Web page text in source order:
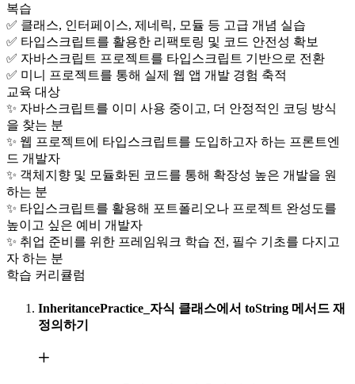
복습
✅ 클래스, 인터페이스, 제네릭, 모듈 등 고급 개념 실습
✅ 타입스크립트를 활용한 리팩토링 및 코드 안전성 확보
✅ 자바스크립트 프로젝트를 타입스크립트 기반으로 전환
✅ 미니 프로젝트를 통해 실제 웹 앱 개발 경험 축적
교육 대상
✨ 자바스크립트를 이미 사용 중이고, 더 안정적인 코딩 방식
을 찾는 분
✨ 웹 프로젝트에 타입스크립트를 도입하고자 하는 프론트엔
드 개발자
✨ 객체지향 및 모듈화된 코드를 통해 확장성 높은 개발을 원
하는 분
✨ 타입스크립트를 활용해 포트폴리오나 프로젝트 완성도를
높이고 싶은 예비 개발자
✨ 취업 준비를 위한 프레임워크 학습 전, 필수 기초를 다지고
자 하는 분
학습 커리큘럼
InheritancePractice_자식 클래스에서 toString 메서드 재
정의하기